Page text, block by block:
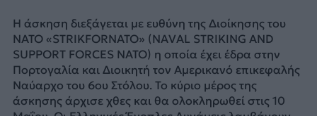
H άσκηση διεξάγεται με ευθύνη της Διοίκησης του
ΝΑΤΟ «STRIKFORNATO» (NAVAL STRIKING AND
SUPPORT FORCES NATO) η οποία έχει έδρα στην
Πορτογαλία και Διοικητή τον Αμερικανό επικεφαλής
Ναύαρχο του 6ου Στόλου. Το κύριο μέρος της
άσκησης άρχισε χθες και θα ολοκληρωθεί στις 10